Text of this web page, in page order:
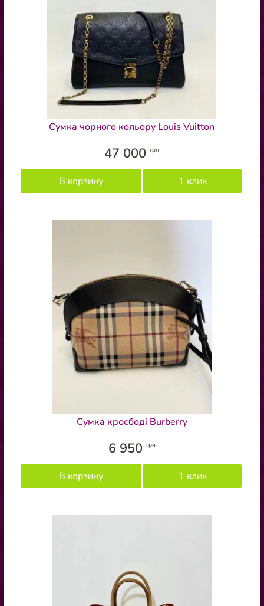
Сумка чорного кольору Louis Vuitton
47 000 грн
В корзину 1 клик
Сумка кросбоді Burberry
6 950 грн
В корзину 1 клик